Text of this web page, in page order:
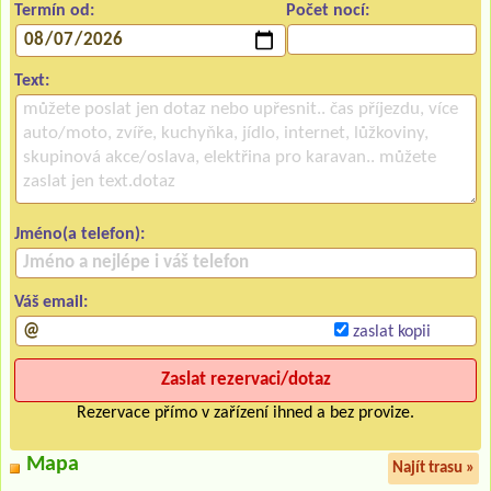
Termín od: Počet nocí:
Text:
Jméno(a telefon):
Váš email:
zaslat kopii
Rezervace přímo v zařízení ihned a bez provize.
Mapa Najít trasu »